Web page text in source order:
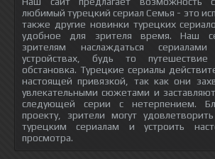
любимый турецкий сериал Семья - это
также другие новинки турецких
удобное для зрителя время. Наш
зрителям наслаждаться
устройствах, будь то
обстановка. Турецкие сериалы
настоящей привязкой, так как они
увлекательными сюжетами и
следующей серии с нетерпением.
проекту, зрители могут
турецким сериалам и устроить
просмотра.